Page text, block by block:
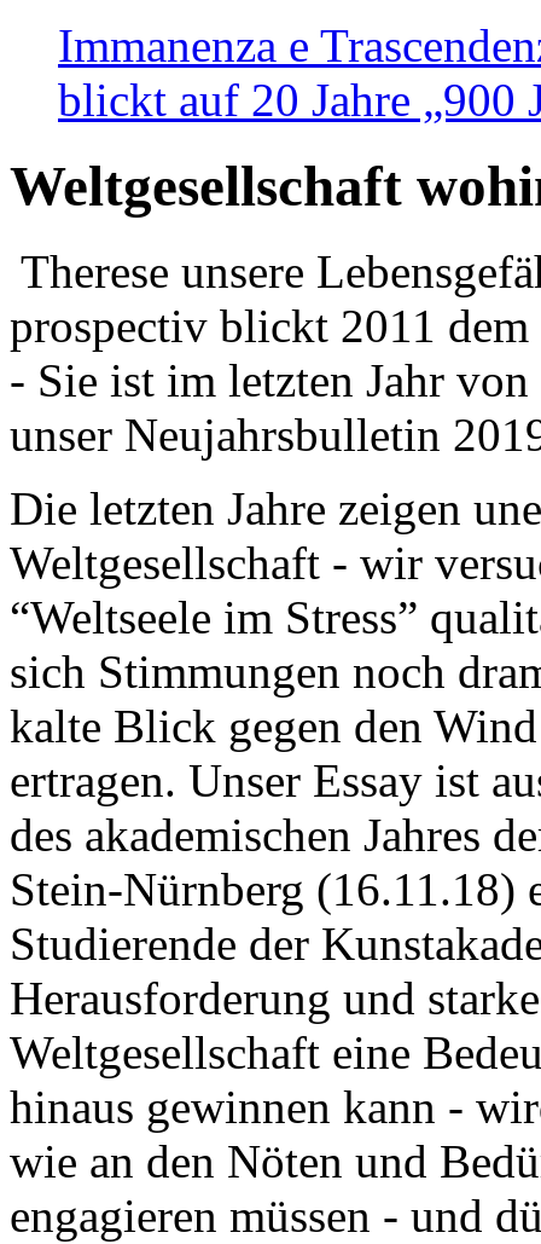
Immanenza e
blickt auf 20 Jahre „900
Weltgesellschaft
Therese unsere
prospectiv blickt 2011
- Sie ist im letzten Jahr
unser Neujahrsbulletin
Die letzten Jahre zeigen
Weltgesellschaft - wir
“Weltseele im Stress”
sich Stimmungen noch
kalte Blick gegen den
ertragen. Unser Essay ist
des akademischen Jahres
Stein-Nürnberg (16.11.18)
Studierende der
Herausforderung und
Weltgesellschaft eine
hinaus gewinnen kann -
wie an den Nöten und
engagieren müssen - und